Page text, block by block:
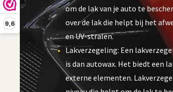
9,6
om de lak van je auto te
over de lak die helpt bij het
en UV-stralen.
Lakverzegeling: Een
is dan autowax. Het biedt een
externe elementen.